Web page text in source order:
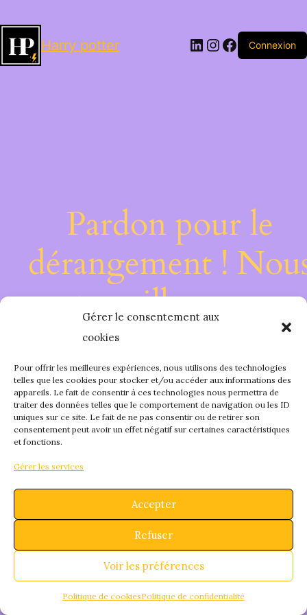
Gérer le consentement aux
cookies
Pour offrir les meilleures expériences, nous utilisons des technologies
telles que les cookies pour stocker et/ou accéder aux informations des
appareils. Le fait de consentir à ces technologies nous permettra de
traiter des données telles que le comportement de navigation ou les ID
uniques sur ce site. Le fait de ne pas consentir ou de retirer son
consentement peut avoir un effet négatif sur certaines caractéristiques
et fonctions.
Gérer les services
Accepter
Refuser
Voir les préférences
Politique de cookiesPolitique de confidentialité
Harry potter LinkedIn
Instagram
Facebook
Connexion
Pardon pour le
dérangement !
travaillons sur
quelque chose de
fantastique –
bientôt !